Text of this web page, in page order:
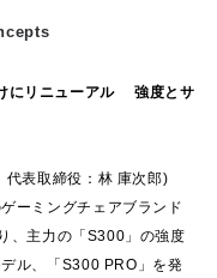
にリニューアル 強度とサ
代表取締役：林 庫次郎)
ーミングチェアブランド
、主力の「S300」の強度
ル、「S300 PRO」を発